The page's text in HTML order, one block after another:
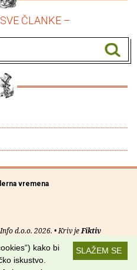
ČLANKE –
vremena
d.o.o. 2026. • Kriv jeFiktiv
korištenja RSS kanaliSLAŽEM SE
kako bi
iskustvo.